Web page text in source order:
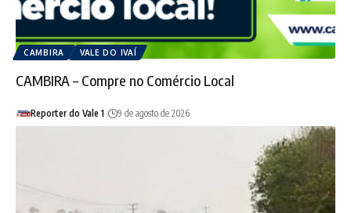
CAMBIRA VALE DO IVAÍ
CAMBIRA – Compre no Comércio Local
Reporter do Vale 1 9 de agosto de 2026